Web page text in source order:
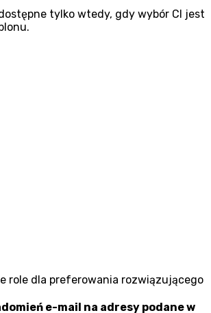
tylko wtedy, gdy wybór CI jest
role dla preferowania rozwiązującego
e-mail na adresy podane w